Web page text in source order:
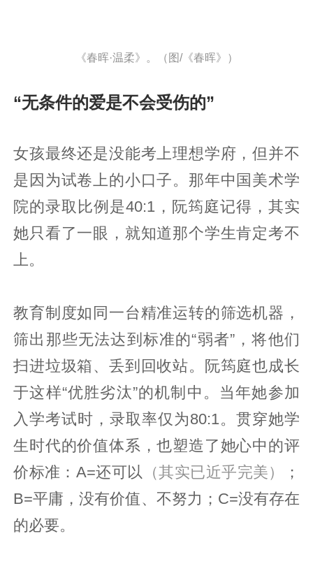
《春晖·温柔》。（图/《春晖》）
“无条件的爱是不会受伤的”
女孩最终还是没能考上理想学府，但并不
是因为试卷上的小口子。那年中国美术学
院的录取比例是40:1，阮筠庭记得，其实
她只看了一眼，就知道那个学生肯定考不
上。
教育制度如同一台精准运转的筛选机器，
筛出那些无法达到标准的“弱者”，将他们
扫进垃圾箱、丢到回收站。阮筠庭也成长
于这样“优胜劣汰”的机制中。当年她参加
入学考试时，录取率仅为80:1。贯穿她学
生时代的价值体系，也塑造了她心中的评
价标准：A=还可以 （其实已近乎完美）
；
B=平庸，没有价值、不努力；C=没有存在
的必要。